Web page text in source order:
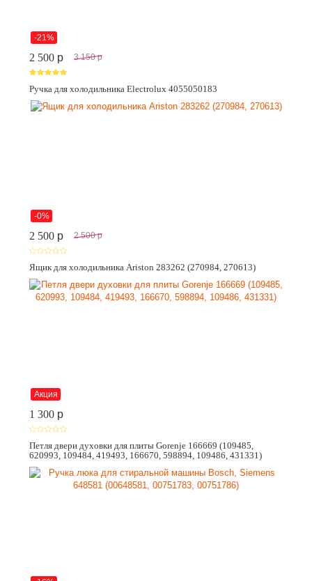
-21%
2 500 p 3 150 p
Ручка для холодильника Electrolux 4055050183
-0%
2 500 p 2 500 p
Ящик для холодильника Ariston 283262 (270984, 270613)
Акция
1 300 p
Петля двери духовки для плиты Gorenje 166669 (109485,
620993, 109484, 419493, 166670, 598894, 109486, 431331)